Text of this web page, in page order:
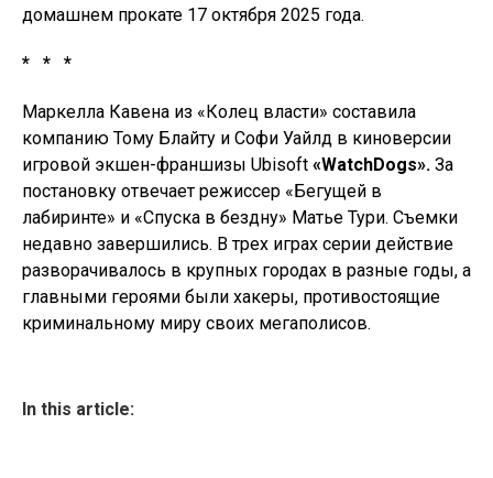
домашнем прокате 17 октября 2025 года.
* * *
Маркелла Кавена из «Колец власти» составила
компанию Тому Блайту и Софи Уайлд в киноверсии
игровой экшен-франшизы Ubisoft «WatchDogs». За
постановку отвечает режиссер «Бегущей в
лабиринте» и «Спуска в бездну» Матье Тури. Съемки
недавно завершились. В трех играх серии действие
разворачивалось в крупных городах в разные годы, а
главными героями были хакеры, противостоящие
криминальному миру своих мегаполисов.
In this article: